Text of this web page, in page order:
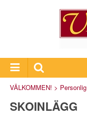
VÄLKOMMEN! >
SKOINLÄGG